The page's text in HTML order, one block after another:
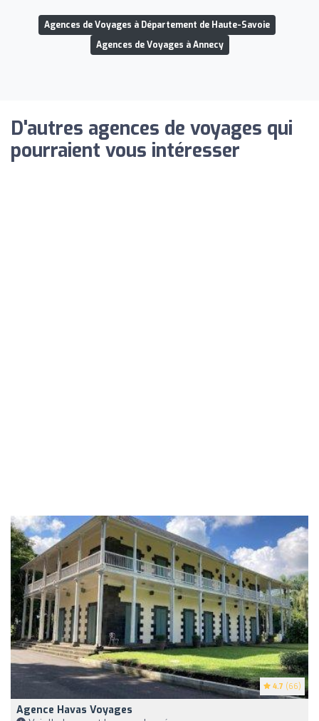
Agences de Voyages à Département de Haute-Savoie
Agences de Voyages à Annecy
D'autres agences de voyages qui
pourraient vous intéresser
4.7 (66)
Agence Havas Voyages